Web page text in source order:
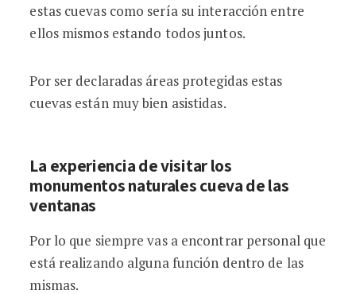
estas cuevas como sería su interacción entre
ellos mismos estando todos juntos.
Por ser declaradas áreas protegidas estas
cuevas están muy bien asistidas.
La experiencia de visitar los
monumentos naturales cueva de las
ventanas
Por lo que siempre vas a encontrar personal que
está realizando alguna función dentro de las
mismas.